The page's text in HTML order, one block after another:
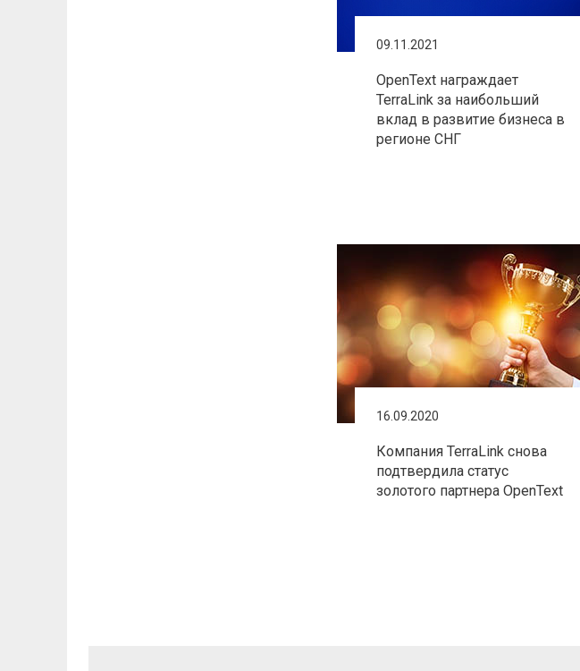
09.11.2021
OpenText награждает
TerraLink за наибольший
вклад в развитие бизнеса в
регионе СНГ
16.09.2020
Компания TerraLink снова
подтвердила статус
золотого партнера OpenText